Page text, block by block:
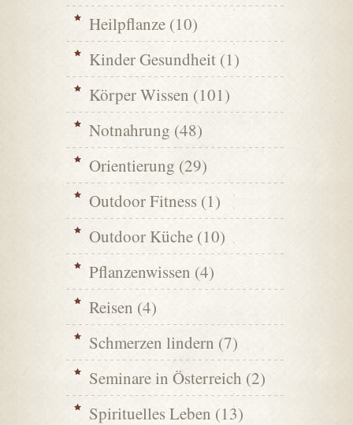
Heilpflanze (10)
Kinder Gesundheit (1)
Körper Wissen (101)
Notnahrung (48)
Orientierung (29)
Outdoor Fitness (1)
Outdoor Küche (10)
Pflanzenwissen (4)
Reisen (4)
Schmerzen lindern (7)
Seminare in Österreich (2)
Spirituelles Leben (13)